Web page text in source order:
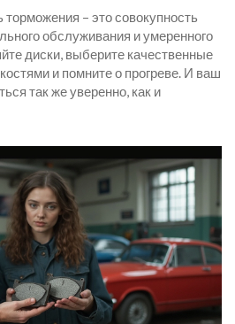
– это совокупность
обслуживания и умеренного
диски, выберите качественные
и помните о прогреве. И ваш
так же уверенно, как и